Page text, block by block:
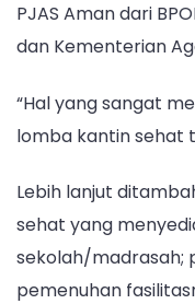
PJAS Aman dari
dan Kementerian
“Hal yang sangat
lomba kantin sehat
Lebih lanjut
sehat yang
sekolah/madrasah;
pemenuhan